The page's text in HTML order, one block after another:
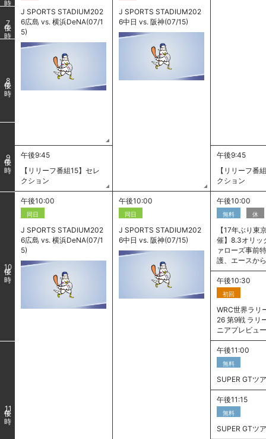
J SPORTS STADIUM202
6広島 vs. 横浜DeNA(07/1
5)
J SPORTS STADIUM202
6中日 vs. 阪神(07/15)
7
8
9
午後9:45
【リリーフ番組15】セレ
クション
午後9:45
【リリーフ番
クション
10
午後10:00
同日
J SPORTS STADIUM202
6広島 vs. 横浜DeNA(07/1
5)
午後10:00
同日
J SPORTS STADIUM202
6中日 vs. 阪神(07/15)
午後10:00
無料 休
【17年ぶり東
催】8.3オリッ
ァローズ事前
護、エースか
午後10:30
初回
WRC世界ラリ
26 第9戦 ラリ
ニアプレビュー
11
午後11:00
無料
SUPER GTツ
午後11:15
無料
SUPER GTツ